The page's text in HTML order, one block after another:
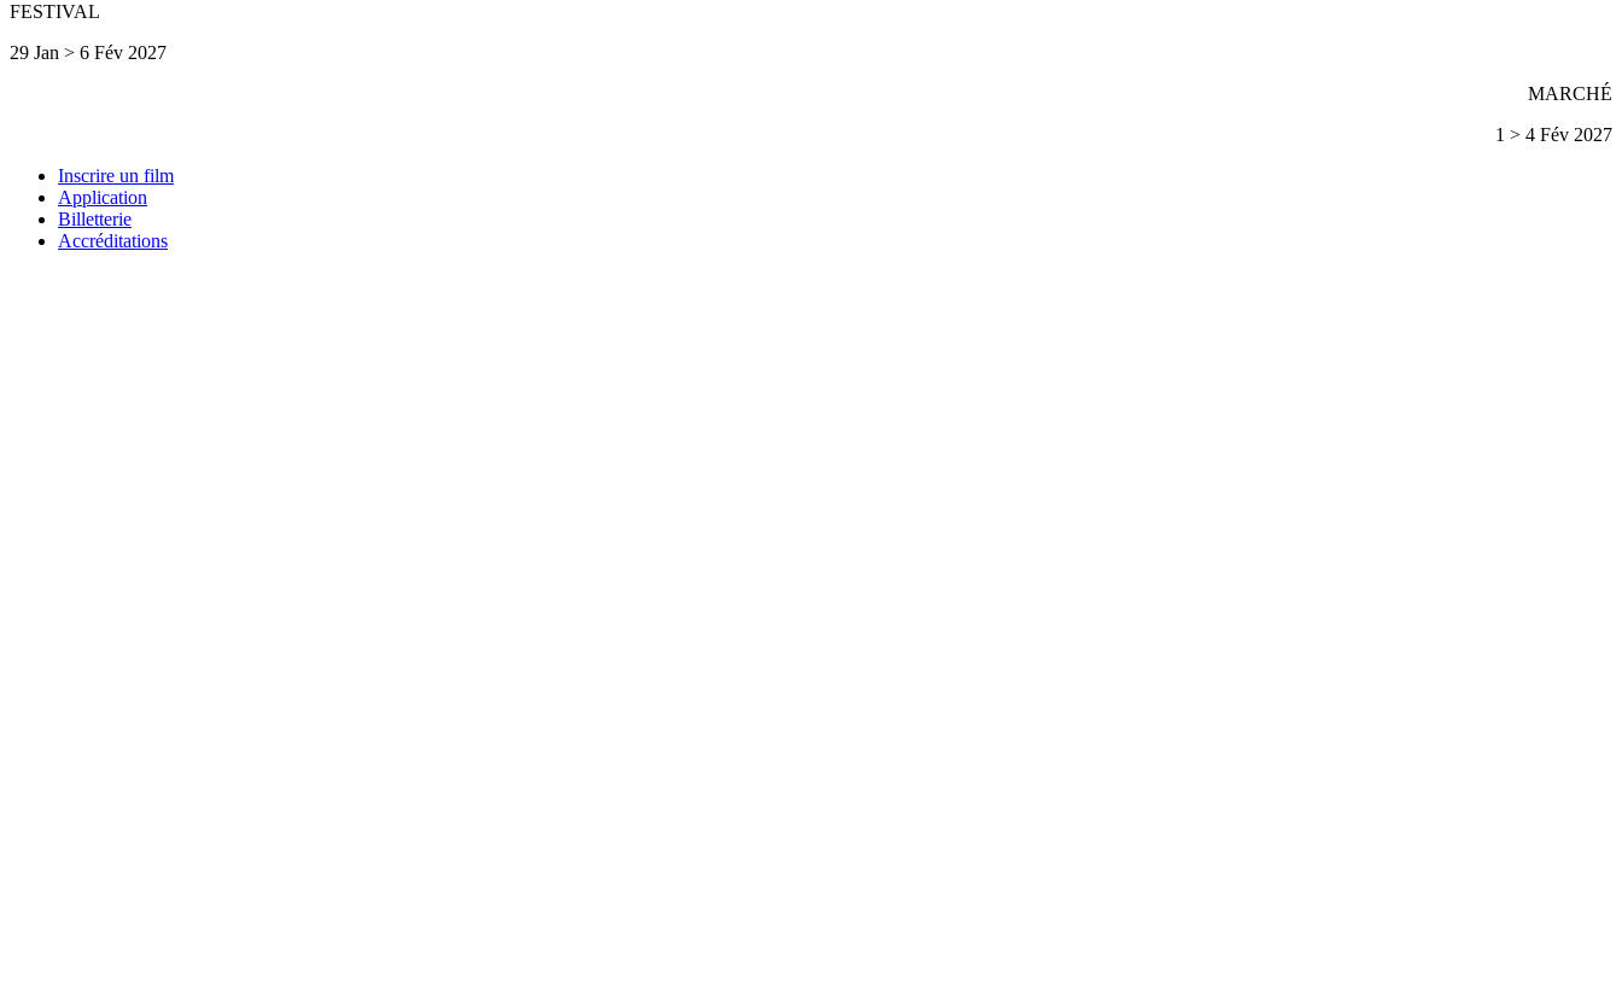
FESTIVAL
29 Jan > 6 Fév 2027
MARCHÉ
1 > 4 Fév 2027
Inscrire un film
Application
Billetterie
Accréditations